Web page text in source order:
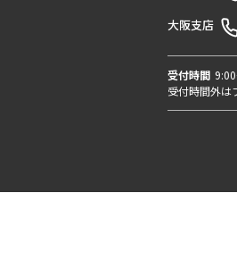
大阪支店
受付時間
受付時間外は